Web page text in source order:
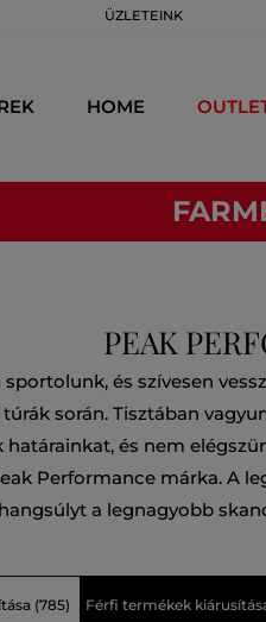
ÜZLETEINK
HOME
PEAK
sportolunk, és szívesen
során. Tisztában
és nem
Performance márka. A
a legnagyobb
(785) Férfi termékek